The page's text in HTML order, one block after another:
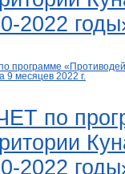
2022
программе
9 месяцев 2022 г.
по
2022